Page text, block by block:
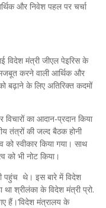
और निवेश पहल पर चर्चा
विदेश मंत्री जीएल पेइरिस के
करने वाली आर्थिक और
बढ़ाने के लिए अतिरिक्त कदमों
का आदान-प्रदान किया
तंत्रों की जल्द बैठक होनी
स्वीकार किया गया। साथ
को भी नोट किया।
पहुंच थे। इस बारे में विदेश
श्रीलंका के विदेश मंत्री प्रो.
हैं।’विदेश मंत्रालय के